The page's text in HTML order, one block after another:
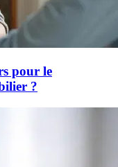
pour le
?